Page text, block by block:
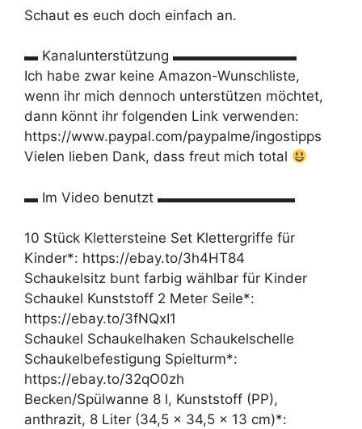
Schaut es euch doch einfach an.
▬ Kanalunterstützung ▬▬▬▬▬▬▬▬▬
Ich habe zwar keine Amazon-Wunschliste,
wenn ihr mich dennoch unterstützen möchtet,
dann könnt ihr folgenden Link verwenden:
https://www.paypal.com/paypalme/ingostipps
Vielen lieben Dank, dass freut mich total
▬ Im Video benutzt ▬▬▬▬▬▬▬▬▬▬
10 Stück Klettersteine Set Klettergriffe für
Kinder*: https://ebay.to/3h4HT84
Schaukelsitz bunt farbig wählbar für Kinder
Schaukel Kunststoff 2 Meter Seile*:
https://ebay.to/3fNQxI1
Schaukel Schaukelhaken Schaukelschelle
Schaukelbefestigung Spielturm*:
https://ebay.to/32qO0zh
Becken/Spülwanne 8 l, Kunststoff (PP),
anthrazit, 8 Liter (34,5 x 34,5 x 13 cm)*: